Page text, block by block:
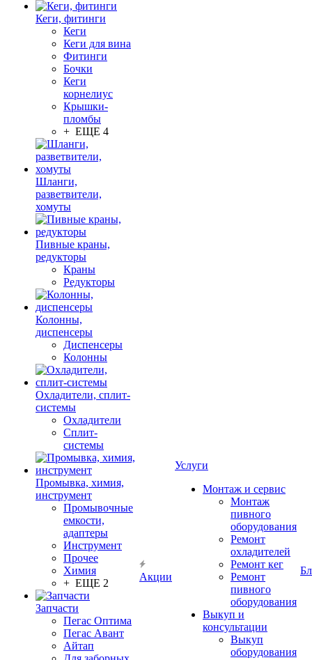
Кеги, фитинги
Кеги
Кеги для вина
Фитинги
Бочки
Кеги
корнелиус
Крышки-
пломбы
+ ЕЩЕ 4
Шланги,
разветвители,
хомуты
Пивные краны,
редукторы
Краны
Редукторы
Колонны,
диспенсеры
Диспенсеры
Колонны
Охладители, сплит-
системы
Охладители
Сплит-
системы
Промывка, химия,
инструмент
Промывочные
емкости,
адаптеры
Инструмент
Прочее
Химия
+ ЕЩЕ 2
Запчасти
Пегас Оптима
Пегас Авант
Айтап
Акции
Услуги
Монтаж и сервис
Монтаж
пивного
оборудования
Ремонт
охладителей
Ремонт кег
Ремонт
пивного
оборудования
Выкуп и
консультации
Выкуп
оборудования